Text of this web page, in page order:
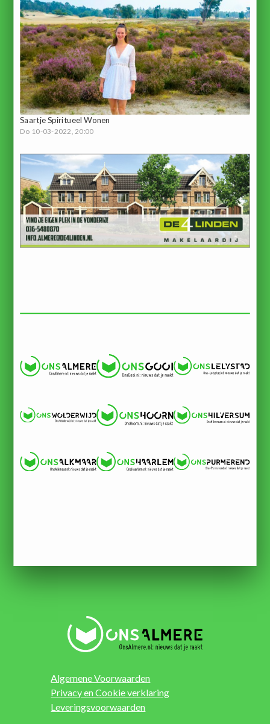
Saartje Spiritueel Wonen
Do 10-03-2022, 20:00
Algemene Voorwaarden
Privacy en Cookie verklaring
Leveringsvoorwaarden